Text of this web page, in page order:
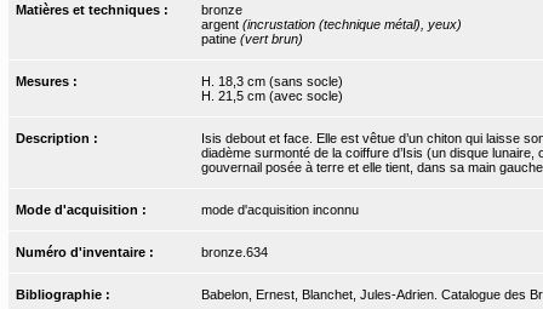
Matières et techniques :
bronze
argent (incrustation (technique métal), yeux)
patine (vert brun)
Mesures :
H. 18,3 cm (sans socle)
H. 21,5 cm (avec socle)
Description :
Isis debout et face. Elle est vêtue d’un chiton qui laisse
diadème surmonté de la coiffure d’Isis (un disque
gouvernail posée à terre et elle tient, dans sa main
Mode d'acquisition : mode d'acquisition inconnu
Numéro d'inventaire : bronze.634
Bibliographie : Babelon, Ernest, Blanchet, Jules-Adrien. Catalogue des